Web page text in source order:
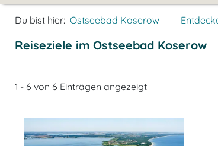
Du bist hier: Ostseebad Koserow
Reiseziele im Ostseebad Koserow
1 - 6 von 6 Einträgen angezeigt